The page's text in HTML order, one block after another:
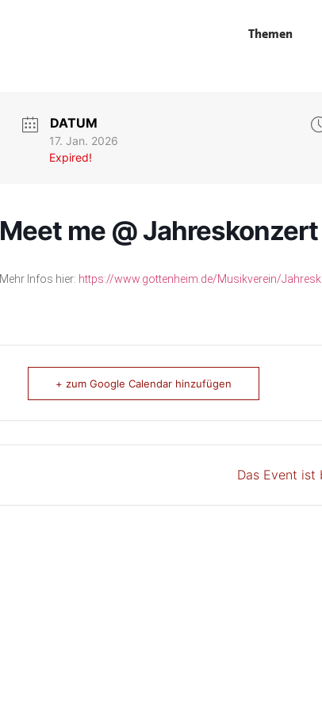
Themen
DATUM
17. Jan. 2026
Expired!
Meet me @
Mehr Infos hier: https://www.gottenheim.de/Musikverein/
+ zum Google Calendar hinzufügen
Das Event ist